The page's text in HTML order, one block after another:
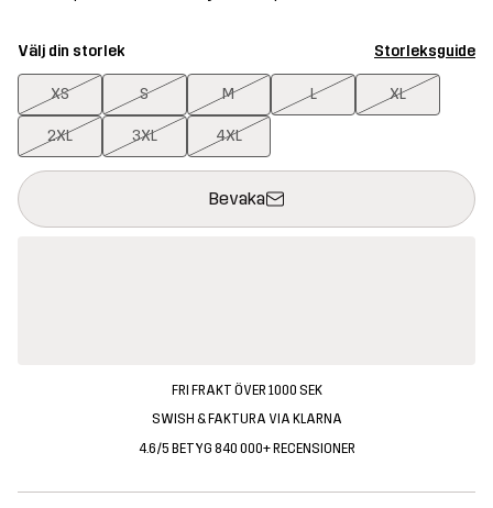
Välj din storlek Storleksguide
XS S M L XL
2XL 3XL 4XL
Bevaka
Denna knapp kommer att öppna en modal som bekräftar en ny
{{size}} inte tillgänglig
FRI FRAKT ÖVER 1000 SEK
SWISH & FAKTURA VIA KLARNA
4.6/5 BETYG 840 000+ RECENSIONER